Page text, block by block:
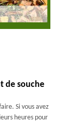
de souche
Si vous avez
heures pour